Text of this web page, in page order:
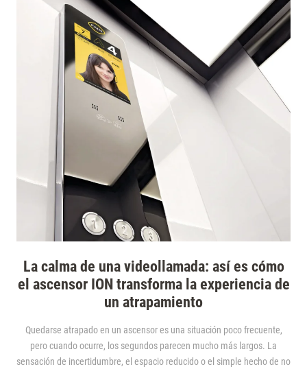
La calma de una videollamada: así es cómo
el ascensor ION transforma la experiencia de
un atrapamiento
Quedarse atrapado en un ascensor es una situación poco frecuente,
pero cuando ocurre, los segundos parecen mucho más largos. La
sensación de incertidumbre, el espacio reducido o el simple hecho de no